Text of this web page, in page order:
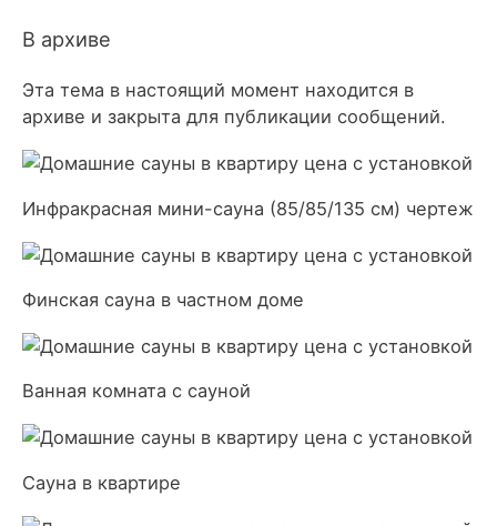
В архиве
Эта тема в настоящий момент находится в
архиве и закрыта для публикации сообщений.
Инфракрасная мини-сауна (85/85/135 см) чертеж
Финская сауна в частном доме
Ванная комната с сауной
Сауна в квартире